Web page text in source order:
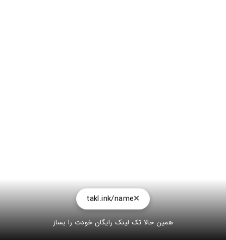
takl.ink/name
همین حالا تک لینک رایگان خودت را بساز